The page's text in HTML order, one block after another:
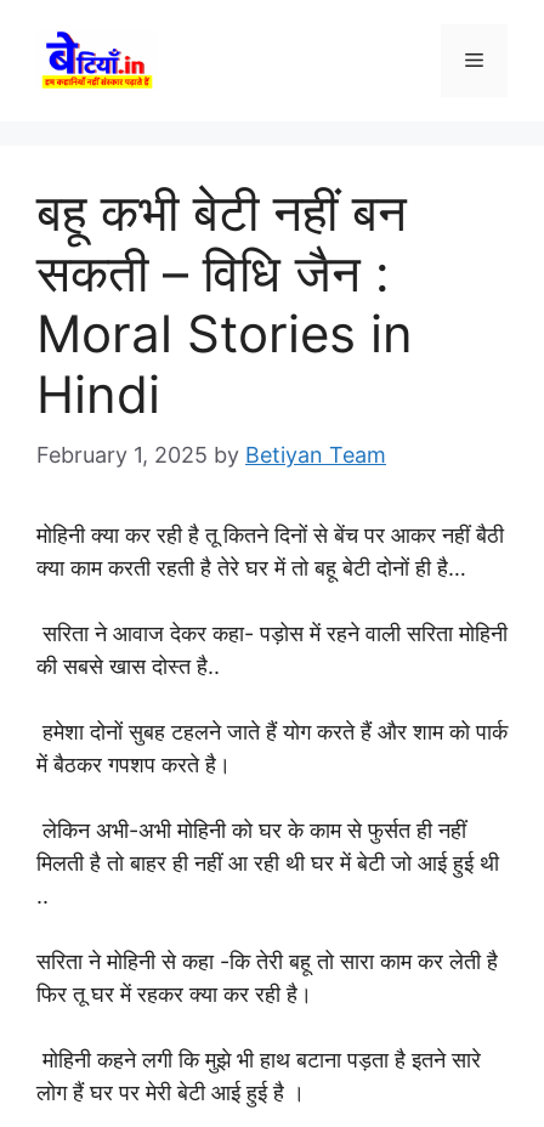
content
Menu
बहू कभी बेटी नहीं बन
सकती – विधि जैन :
Moral Stories in
Hindi
February 1, 2025 by Betiyan Team
मोहिनी क्या कर रही है तू कितने दिनों से बेंच पर आकर नहीं बैठी
क्या काम करती रहती है तेरे घर में तो बहू बेटी दोनों ही है…
सरिता ने आवाज देकर कहा- पड़ोस में रहने वाली सरिता मोहिनी
की सबसे खास दोस्त है..
हमेशा दोनों सुबह टहलने जाते हैं योग करते हैं और शाम को पार्क
में बैठकर गपशप करते है।
लेकिन अभी-अभी मोहिनी को घर के काम से फुर्सत ही नहीं
मिलती है तो बाहर ही नहीं आ रही थी घर में बेटी जो आई हुई थी
..
सरिता ने मोहिनी से कहा -कि तेरी बहू तो सारा काम कर लेती है
फिर तू घर में रहकर क्या कर रही है।
मोहिनी कहने लगी कि मुझे भी हाथ बटाना पड़ता है इतने सारे
लोग हैं घर पर मेरी बेटी आई हुई है ।